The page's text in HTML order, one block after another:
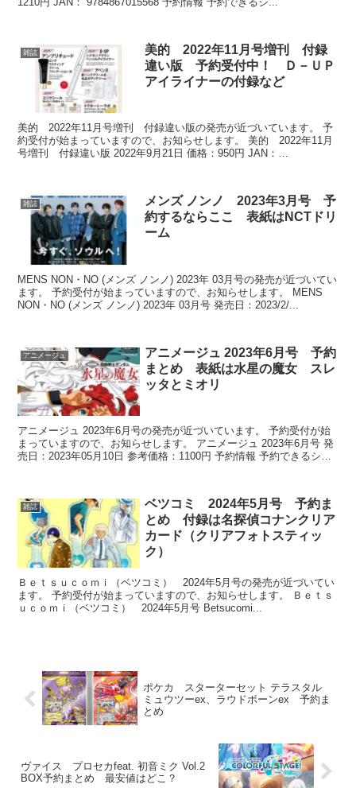
雑誌
美的 2022年11月号増刊 付録
違い版 予約受付中！ Ｄ－ＵＰ
アイライナーの付録など
美的 2022年11月号増刊 付録違い版の発売が近づいています。 予
約受付が始まっていますので、お知らせします。 美的 2022年11月
号増刊 付録違い版 2022年9月21日 価格：950円 JAN：
雑誌
メンズ ノンノ 2023年3月号 予
約するならここ 表紙はNCTドリ
ーム
MENS NON・NO (メンズ ノンノ) 2023年 03月号の発売が近づいてい
ます。 予約受付が始まっていますので、お知らせします。 MENS
NON・NO (メンズ ノンノ) 2023年 03月号 発売日：2023/2/...
アニメージュ
アニメージュ 2023年6月号 予約
まとめ 表紙は水星の魔女 スレ
ッタとミオリ
アニメージュ 2023年6月号の発売が近づいています。 予約受付が始
まっていますので、お知らせします。 アニメージュ 2023年6月号 発
売日：2023年05月10日 参考価格：1100円 予約情報 予約できるショ
雑誌
ベツコミ 2024年5月号 予約ま
とめ 付録は名探偵コナンクリア
カード（クリアフォトスティッ
ク）
Ｂｅｔｓｕｃｏｍｉ（ベツコミ） 2024年5月号の発売が近づいてい
ます。 予約受付が始まっていますので、お知らせします。 Ｂｅｔｓ
ｕｃｏｍｉ（ベツコミ） 2024年5月号 Betsucomi...
ポケカ スターターセット テラスタル
ミュウツーex、ラウドボーンex 予約ま
とめ
ヴァイス プロセカfeat. 初音ミク Vol.2
BOX予約まとめ 最安値はどこ？